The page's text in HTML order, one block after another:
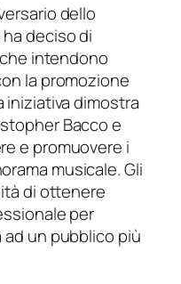
dello
deciso di
intendono
la promozione
iniziativa dimostra
Bacco e
e promuovere i
musicale. Gli
di ottenere
per
ad un pubblico più